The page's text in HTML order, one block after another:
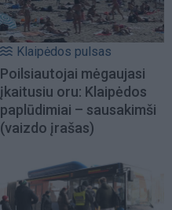
Klaipėdos pulsas
Poilsiautojai mėgaujasi
įkaitusiu oru: Klaipėdos
paplūdimiai – sausakimši
(vaizdo įrašas)